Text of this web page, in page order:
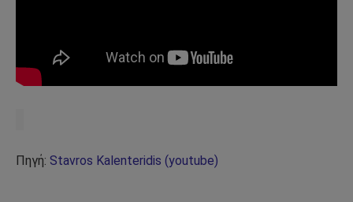
Πηγή: Stavros Kalenteridis (youtube)